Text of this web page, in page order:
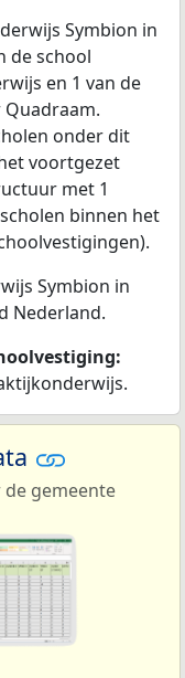
Symbion in
de school
en 1 van de
onder dit
voortgezet
met 1
binnen het
Symbion in
Nederland.
gemeente